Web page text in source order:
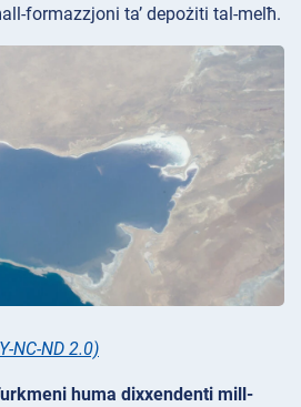
formazzjoni ta’ depożiti tal-melħ.
NC-ND 2.0)
huma dixxendenti mill-